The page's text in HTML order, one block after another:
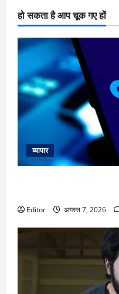
हो सकता है आप चूक गए हों
व्यापार
Editor अगस्त 7, 2026